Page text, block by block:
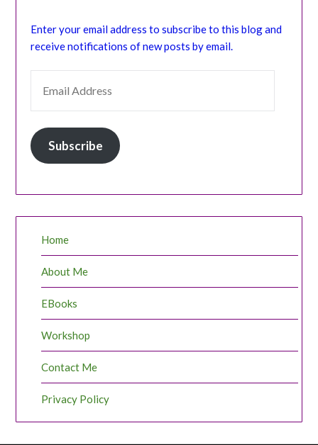
Enter your email address to subscribe to this blog and
receive notifications of new posts by email.
Subscribe
Home
About Me
EBooks
Workshop
Contact Me
Privacy Policy